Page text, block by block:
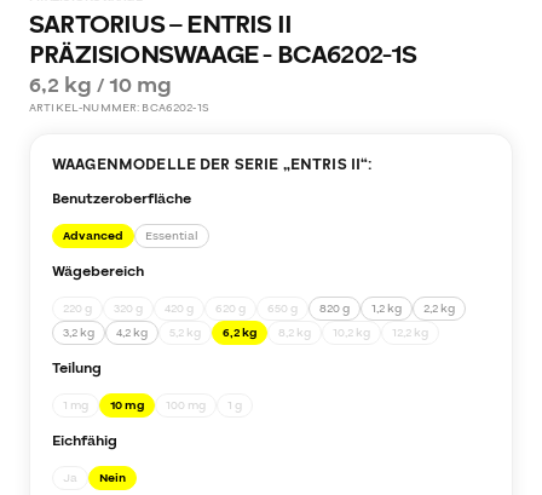
SARTORIUS – ENTRIS II
PRÄZISIONSWAAGE - BCA6202-1S
6,2 kg / 10 mg
ARTIKEL-NUMMER: BCA6202-1S
WAAGENMODELLE DER SERIE „ENTRIS II“:
Benutzeroberfläche
Advanced Essential
Wägebereich
220 g 320 g 420 g 620 g 650 g 820 g 1,2 kg
2,2 kg
3,2 kg
4,2 kg 5,2 kg 6,2 kg 8,2 kg 10,2 kg 12,2 kg
Teilung
1 mg 10 mg 100 mg 1 g
Eichfähig
Ja Nein